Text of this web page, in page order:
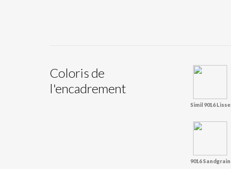
Coloris de
l'encadrement
Simil 9016 Lisse
9016 Sandgrain